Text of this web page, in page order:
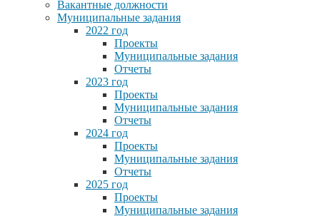
Вакантные должности
Муниципальные задания
2022 год
Проекты
Муниципальные задания
Отчеты
2023 год
Проекты
Муниципальные задания
Отчеты
2024 год
Проекты
Муниципальные задания
Отчеты
2025 год
Проекты
Муниципальные задания